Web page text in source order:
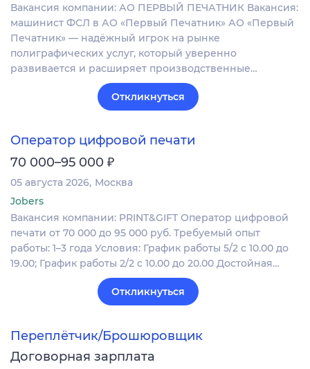
Вакансия компании: АО ПЕРВЫЙ ПЕЧАТНИК Вакансия:
машинист ФСЛ в АО «Первый Печатник» АО «Первый
Печатник» — надёжный игрок на рынке
полиграфических услуг, который уверенно
развивается и расширяет производственные…
Откликнуться
Оператор цифровой печати
70 000–95 000 ₽
05 августа 2026 Москва
Jobers
Вакансия компании: PRINT&GIFT Оператор цифровой
печати от 70 000 до 95 000 руб. Требуемый опыт
работы: 1–3 года Условия: График работы 5/2 с 10.00 до
19.00; График работы 2/2 c 10.00 до 20.00 Достойная…
Откликнуться
Переплётчик/Брошюровщик
Договорная зарплата